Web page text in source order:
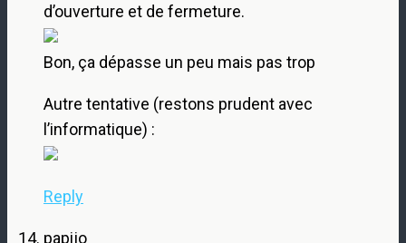
d’ouverture et de fermeture.
Bon, ça dépasse un peu mais pas trop
Autre tentative (restons prudent avec
l’informatique) :
Reply
papijo